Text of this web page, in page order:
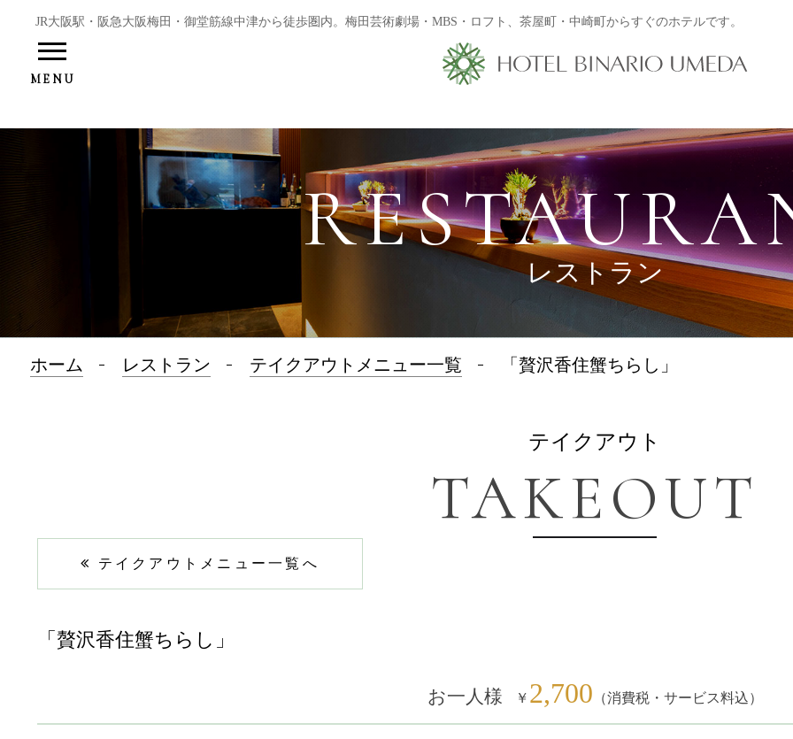
JR大阪駅・阪急大阪梅田・御堂筋線中津から徒歩圏内。梅田芸術劇場・MBS・ロフト、茶屋町・中崎町からすぐのホテルです。
レストラン
ホーム レストラン テイクアウトメニュー一覧 「贅沢香住蟹ちらし」
テイクアウト
TAKEOUT
テイクアウトメニュー一覧へ
「贅沢香住蟹ちらし」
お一人様 ￥ 2,700 （消費税・サービス料込）
MENU